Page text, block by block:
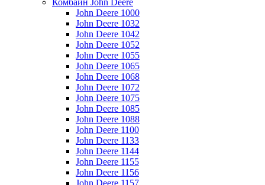
Комбайн John Deere
John Deere 1000
John Deere 1032
John Deere 1042
John Deere 1052
John Deere 1055
John Deere 1065
John Deere 1068
John Deere 1072
John Deere 1075
John Deere 1085
John Deere 1088
John Deere 1100
John Deere 1133
John Deere 1144
John Deere 1155
John Deere 1156
John Deere 1157